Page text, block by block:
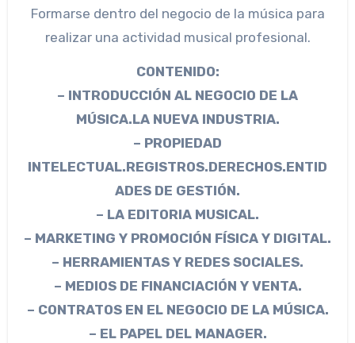
Formarse dentro del negocio de la música para
realizar una actividad musical profesional.
CONTENIDO:
– INTRODUCCIÓN AL NEGOCIO DE LA
MÚSICA.LA NUEVA INDUSTRIA.
– PROPIEDAD
INTELECTUAL.REGISTROS.DERECHOS.ENTID
ADES DE GESTIÓN.
– LA EDITORIA MUSICAL.
– MARKETING Y PROMOCIÓN FÍSICA Y DIGITAL.
– HERRAMIENTAS Y REDES SOCIALES.
– MEDIOS DE FINANCIACIÓN Y VENTA.
– CONTRATOS EN EL NEGOCIO DE LA MÚSICA.
– EL PAPEL DEL MANAGER.